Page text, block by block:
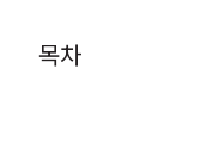
목차